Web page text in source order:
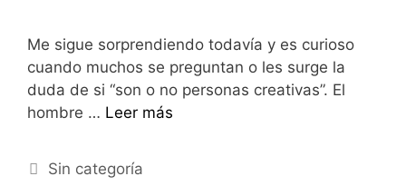
Me sigue sorprendiendo todavía y es curioso
cuando muchos se preguntan o les surge la
duda de si “son o no personas creativas”. El
hombre … Leer más
Sin categoría